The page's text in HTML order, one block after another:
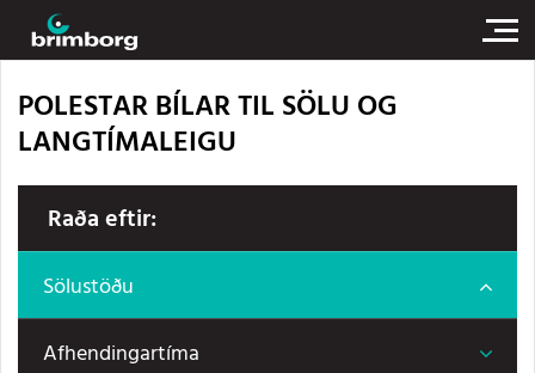
POLESTAR BÍLAR TIL SÖLU OG
LANGTÍMALEIGU
Raða eftir:
Sölustöðu
Afhendingartíma